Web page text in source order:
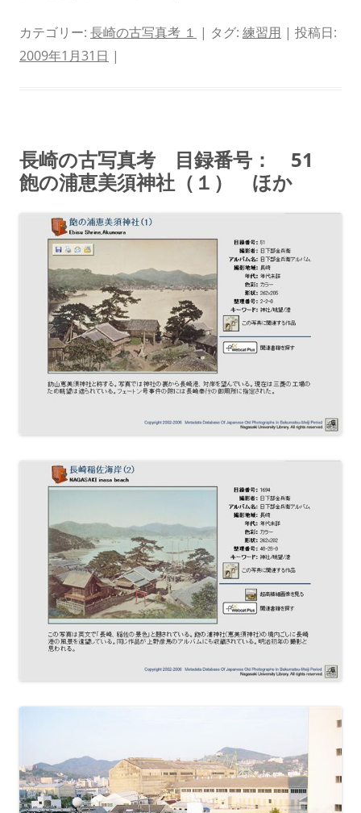
カテゴリー: 長崎の古写真考 １ | タグ: 練習用 | 投稿日:
2009年1月31日 |
長崎の古写真考 目録番号： 51
飽の浦恵美須神社（１） ほか